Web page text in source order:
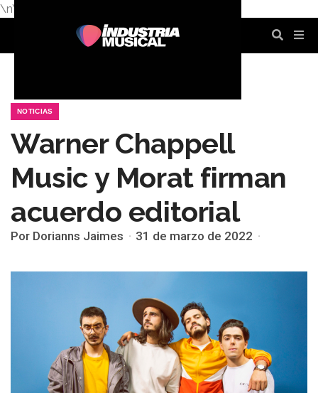
\n\n
NOTICIAS
Warner Chappell
Music y Morat firman
acuerdo editorial
Por Dorianns Jaimes 31 de marzo de 2022